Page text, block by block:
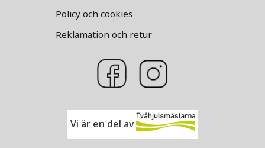
Policy och cookies
Reklamation och retur
Vi är en del av